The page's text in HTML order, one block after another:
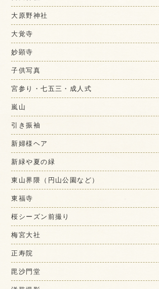
大原野神社
大覚寺
妙顕寺
子供写真
宮参り・七五三・成人式
嵐山
引き振袖
新婦様ヘア
新緑や夏の緑
東山界隈（円山公園など）
東福寺
桜シーズン前撮り
梅宮大社
正寿院
毘沙門堂